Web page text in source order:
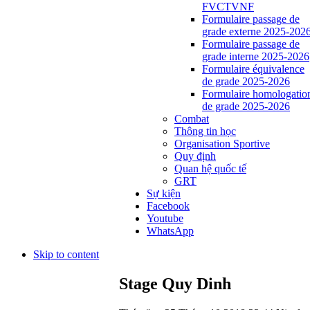
FVCTVNF
Formulaire passage de
grade externe 2025-
Formulaire passage de
grade interne 2025-2026
Formulaire équivalence
de grade 2025-2026
Formulaire
de grade 2025-2026
Combat
Thông tin học
Organisation Sportive
Quy định
Quan hệ quốc tế
GRT
Sự kiện
Facebook
Youtube
WhatsApp
Skip to content
Stage Quy Dinh